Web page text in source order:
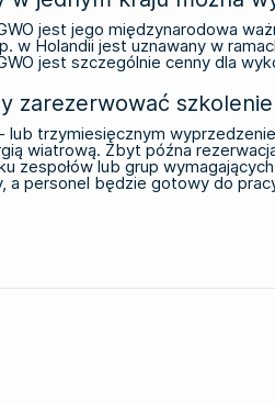
jest jego międzynarodowa
w Holandii jest uznawany w
jest szczególnie cenny dla
zarezerwować
lub trzymiesięcznym
wiatrową. Zbyt późna
zespołów lub grup
a personel będzie gotowy do